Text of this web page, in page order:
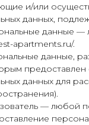
и/или
данных,
данные —
apartments.ru/.
данные,
данных для
— любой